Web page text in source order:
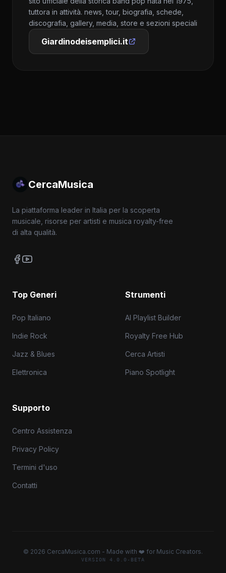
tuttora in attività. news, tour, biografia, schede,
discografia, gallery, media, store e sezioni speciali
Giardinodeisemplici.it
CercaMusica
La piattaforma leader in Italia per la scoperta
musicale, risorse per artisti e musica royalty-free
di alta qualità.
Top Generi
Pop Italiano
Indie Rock
Jazz & Blues
Elettronica
Strumenti
AI Playlist Builder
Royalty Free Hub
Cerca Artisti
Piano Spotlight
Supporto
Centro Assistenza
Privacy Policy
Termini d'uso
Contatti
© 2026 CercaMusica.com - Made with ❤️ for Music Creators.
VERSION 4.0.0-BETA